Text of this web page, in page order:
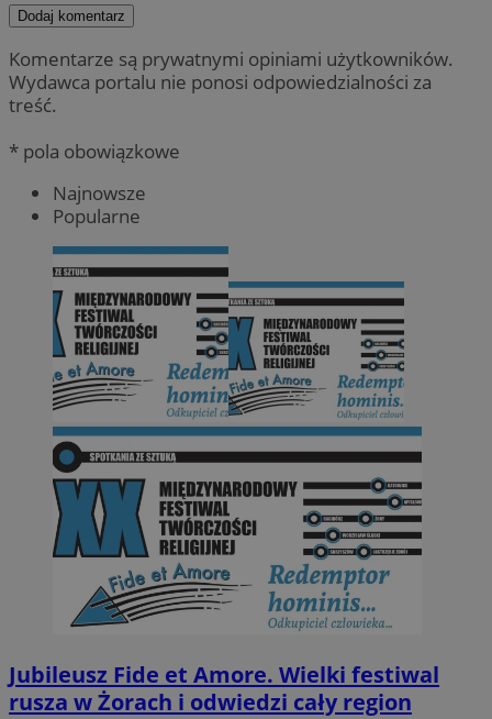
Dodaj komentarz
Komentarze są prywatnymi opiniami użytkowników.
Wydawca portalu nie ponosi odpowiedzialności za
treść.
* pola obowiązkowe
Najnowsze
Popularne
Jubileusz Fide et Amore. Wielki festiwal
rusza w Żorach i odwiedzi cały region